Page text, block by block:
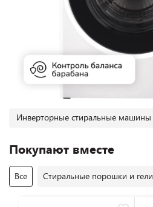
Инверторные стиральные машины
Покупают вместе
Все Стиральные порошки и гели